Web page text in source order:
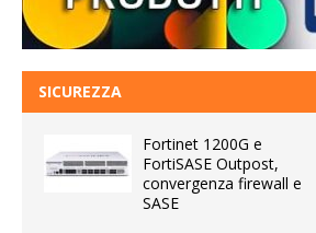
SICUREZZA
Fortinet 1200G e
FortiSASE Outpost,
convergenza firewall e
SASE